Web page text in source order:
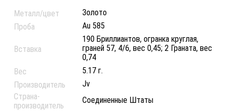
Металл/цвет
Золото
Проба
Au 585
Вставка
190 Бриллиантов, огранка круглая,
граней 57, 4/6, вес 0,45; 2 Граната, вес
0,74
Вес
5.17 г.
Производитель
Jv
Страна-
производитель
Соединенные Штаты